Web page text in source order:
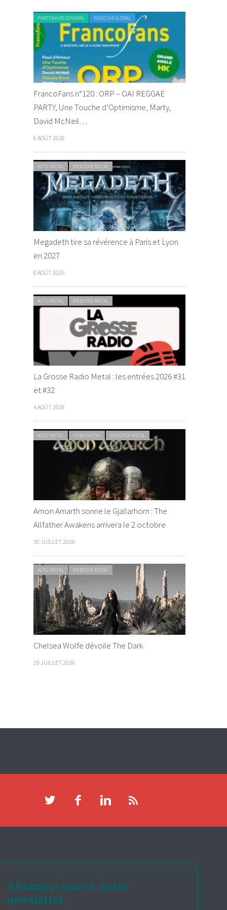
PARTENAIRE GENERAL WEBZINE GLOBAL
FrancoFans n°120 : ORP – OAI REGGAE
PARTY, Une Touche d’Optimisme, Marty,
David McNeil…
6 AOÛT 2026
ACTU METAL WEBZINE METAL
Megadeth tire sa révérence à Paris et Lyon
en 2027
6 AOÛT 2026
ACTU METAL WEBZINE METAL
La Grosse Radio Metal : les entrées 2026 #31
et #32
4 AOÛT 2026
ACTU METAL VIDEO METAL WEBZINE METAL
Amon Amarth sonne le Gjallarhorn : The
Allfather Awakens arrivera le 2 octobre
30 JUILLET 2026
ACTU METAL WEBZINE METAL
Chelsea Wolfe dévoile The Dark
29 JUILLET 2026
Abonnez-vous à notre
newsletter